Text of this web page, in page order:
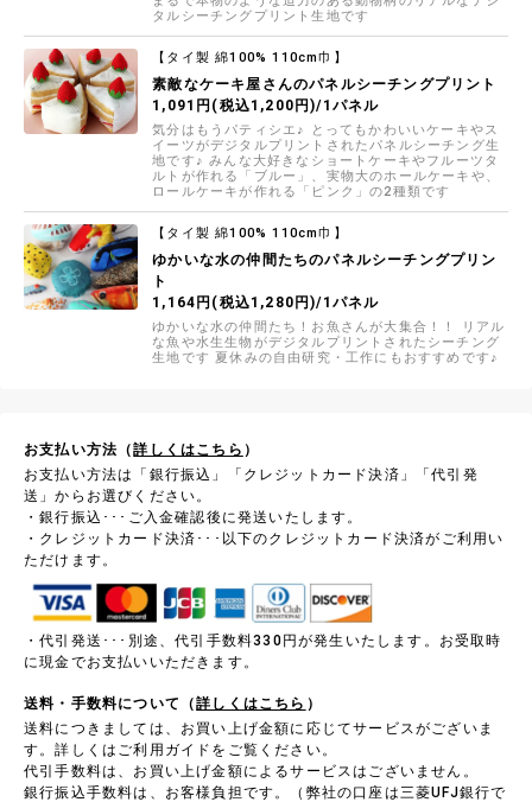
タルシーチングプリント生地です
【タイ製 綿100% 110cm巾】
素敵なケーキ屋さんのパネルシーチングプリント
1,091円(税込1,200円)/1パネル
気分はもうパティシエ♪ とってもかわいいケーキやス
イーツがデジタルプリントされたパネルシーチング生
地です♪ みんな大好きなショートケーキやフルーツタ
ルトが作れる「ブルー」、実物大のホールケーキや、
ロールケーキが作れる「ピンク」の2種類です
【タイ製 綿100% 110cm巾】
ゆかいな水の仲間たちのパネルシーチングプリン
ト
1,164円(税込1,280円)/1パネル
ゆかいな水の仲間たち！お魚さんが大集合！！ リアル
な魚や水生生物がデジタルプリントされたシーチング
生地です 夏休みの自由研究・工作にもおすすめです♪
お支払い方法（詳しくはこちら ）
お支払い方法は「銀行振込」「クレジットカード決済」「代引発
送」からお選びください。
・銀行振込･･･ご入金確認後に発送いたします。
・クレジットカード決済･･･以下のクレジットカード決済がご利用い
ただけます。
・代引発送･･･別途、代引手数料330円が発生いたします。お受取時
に現金でお支払いいただきます。
送料・手数料について（詳しくはこちら ）
送料につきましては、お買い上げ金額に応じてサービスがございま
す。詳しくはご利用ガイドをご覧ください。
代引手数料は、お買い上げ金額によるサービスはございません。
銀行振込手数料は、お客様負担です。（弊社の口座は三菱UFJ銀行で